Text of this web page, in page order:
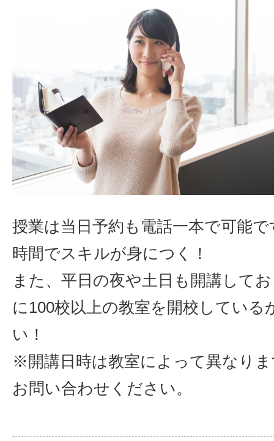
授業は当日予約も電話一本で可能
時間でスキルが身につく！
また、平日の夜や土日も開講して
に100校以上の教室を開校している
い！
※開講日時は教室によって異なり
お問い合わせください。